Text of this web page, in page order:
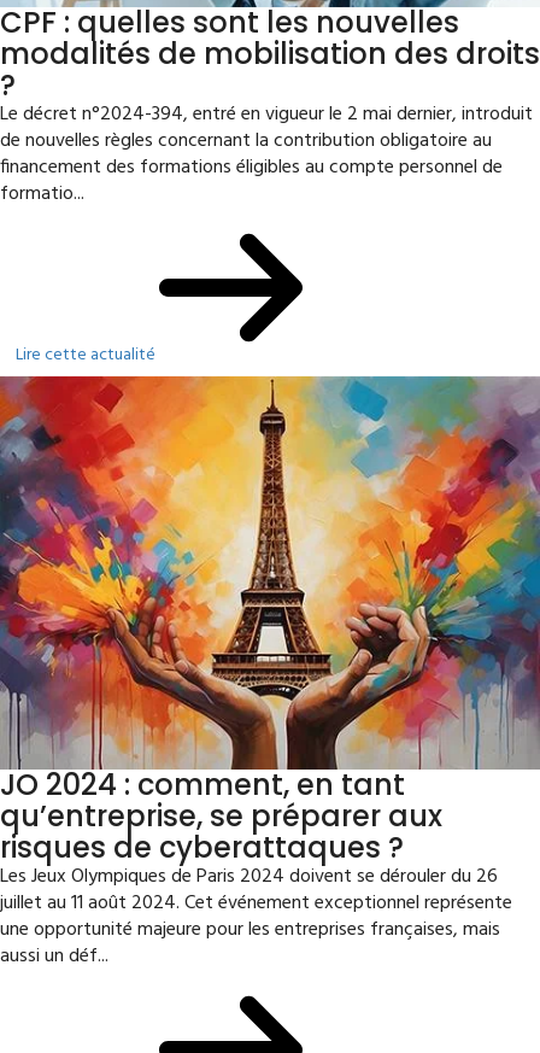
CPF : quelles sont les nouvelles
modalités de mobilisation des droits
?
Le décret n°2024-394, entré en vigueur le 2 mai dernier, introduit
de nouvelles règles concernant la contribution obligatoire au
financement des formations éligibles au compte personnel de
formatio...
Lire cette actualité
JO 2024 : comment, en tant
qu’entreprise, se préparer aux
risques de cyberattaques ?
Les Jeux Olympiques de Paris 2024 doivent se dérouler du 26
juillet au 11 août 2024. Cet événement exceptionnel représente
une opportunité majeure pour les entreprises françaises, mais
aussi un déf...